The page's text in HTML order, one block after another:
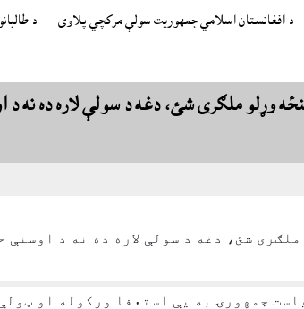
د افغانستان اسلامي جمهوريت سولې مرکچي پلاوى د
وړلو ملګرى شئ، دغه د سولې لاره ده
شئ، دغه د سولې لاره ده نه د
جمهورۍ به يې استعفا ورکوله او